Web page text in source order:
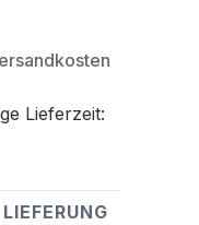
Lieferzeit: